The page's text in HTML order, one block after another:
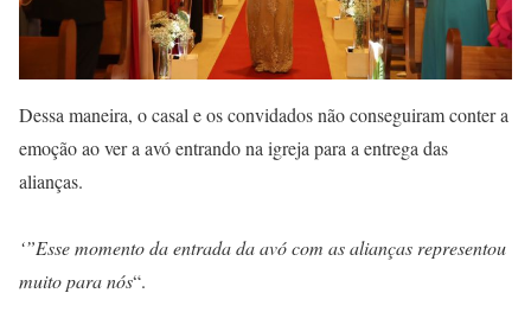
Dessa maneira, o casal e os convidados não conseguiram conter a
emoção ao ver a avó entrando na igreja para a entrega das
alianças.
‘”Esse momento da entrada da avó com as alianças representou
muito para nós“.